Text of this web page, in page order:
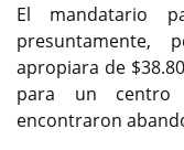
El mandatario
apropiara de
para un
encontraron